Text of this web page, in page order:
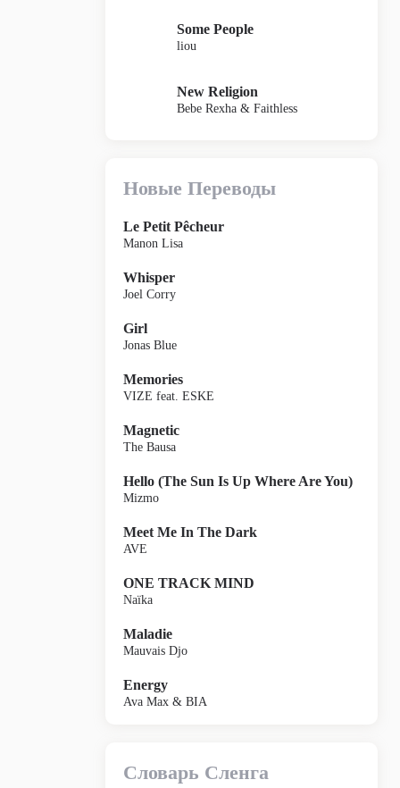
Some People
liou
New Religion
Bebe Rexha & Faithless
Новые Переводы
Le Petit Pêcheur
Manon Lisa
Whisper
Joel Corry
Girl
Jonas Blue
Memories
VIZE feat. ESKE
Magnetic
The Bausa
Hello (The Sun Is Up Where Are You)
Mizmo
Meet Me In The Dark
AVE
ONE TRACK MIND
Naïka
Maladie
Mauvais Djo
Energy
Ava Max & BIA
Словарь Сленга